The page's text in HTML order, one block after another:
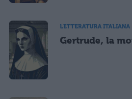
LETTERATURA ITALIANA
Gertrude, la